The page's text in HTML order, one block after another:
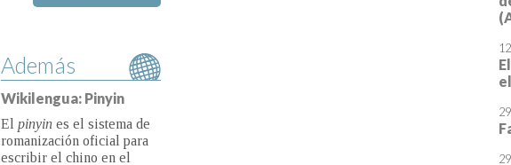
Además
Wikilengua: Pinyin
Elpinyines el sistema de
romanización oficial para
escribir el chino en el